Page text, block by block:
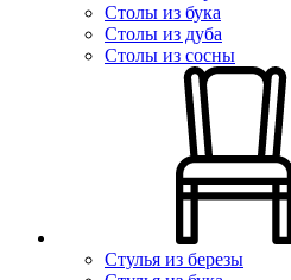
Столы из бука
Столы из дуба
Столы из сосны
Стулья из березы